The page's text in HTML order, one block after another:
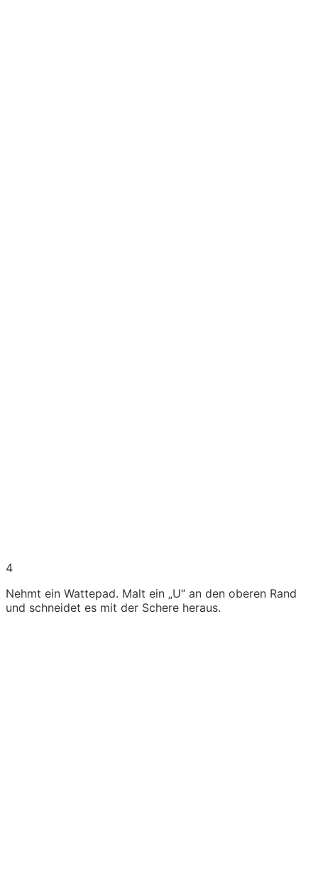
4
Nehmt ein Wattepad. Malt ein „U“ an den oberen Rand
und schneidet es mit der Schere heraus.